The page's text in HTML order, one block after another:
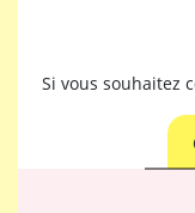
Si vous souhaitez